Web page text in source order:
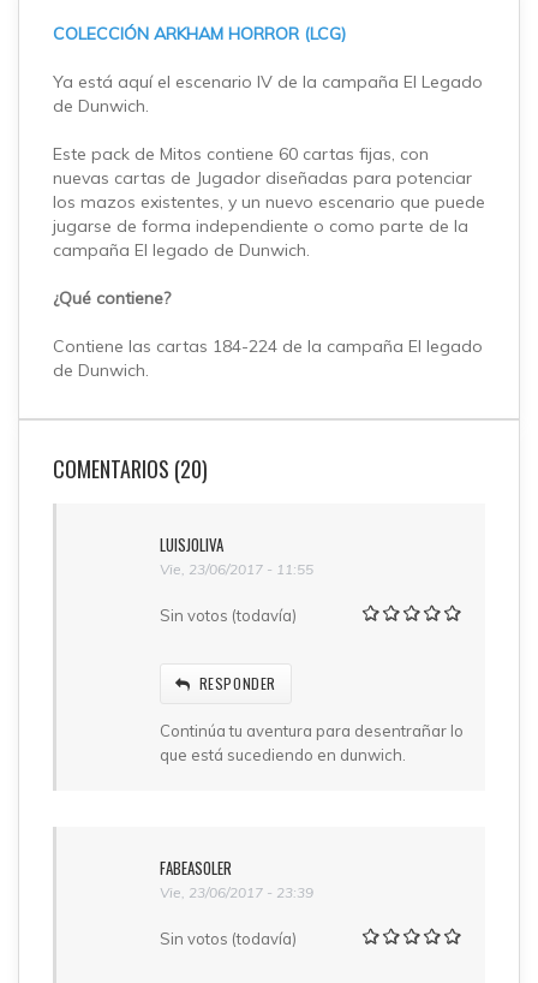
COLECCIÓN ARKHAM HORROR (LCG)
Ya está aquí el escenario IV de la campaña El Legado
de Dunwich.
Este pack de Mitos contiene 60 cartas fijas, con
nuevas cartas de Jugador diseñadas para potenciar
los mazos existentes, y un nuevo escenario que puede
jugarse de forma independiente o como parte de la
campaña El legado de Dunwich.
¿Qué contiene?
Contiene las cartas 184-224 de la campaña El legado
de Dunwich.
COMENTARIOS (20)
LUISJOLIVA
Vie, 23/06/2017 - 11:55
Sin votos (todavía)
RESPONDER
Continúa tu aventura para desentrañar lo
que está sucediendo en dunwich.
FABEASOLER
Vie, 23/06/2017 - 23:39
Sin votos (todavía)